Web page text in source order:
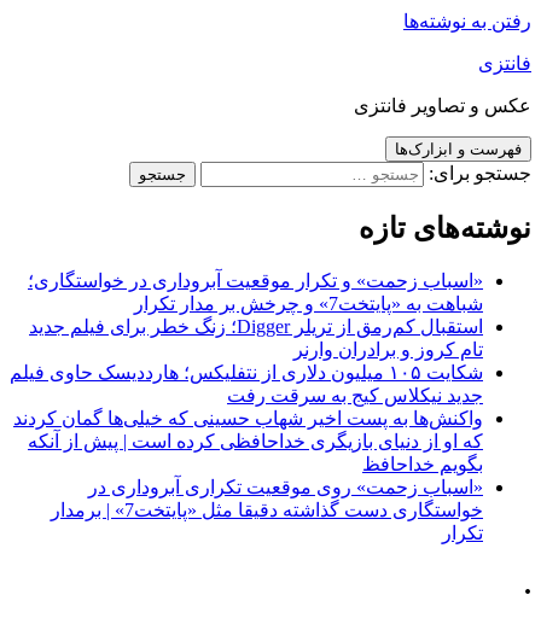
رفتن به نوشته‌ها
فانتزی
عکس و تصاویر فانتزی
فهرست و ابزارک‌ها
جستجو برای:
نوشته‌های تازه
«اسباب زحمت» و تکرار موقعیت آبروداری در خواستگاری؛
شباهت به «پایتخت7» و چرخش بر مدار تکرار
استقبال کم‌رمق از تریلر Digger؛ زنگ خطر برای فیلم جدید
تام کروز و برادران وارنر
شکایت ۱۰۵ میلیون دلاری از نتفلیکس؛ هارددیسک حاوی فیلم
جدید نیکلاس کیج به سرقت رفت
واکنش‌ها به پست اخیر شهاب حسینی که خیلی‌ها گمان کردند
که او از دنیای بازیگری خداحافظی کرده است | پیش از آنکه
بگویم خداحافظ
«اسباب زحمت» روی موقعیت تکراری آبروداری در
خواستگاری دست گذاشته دقیقا مثل «پایتخت7» | برمدار
تکرار
.